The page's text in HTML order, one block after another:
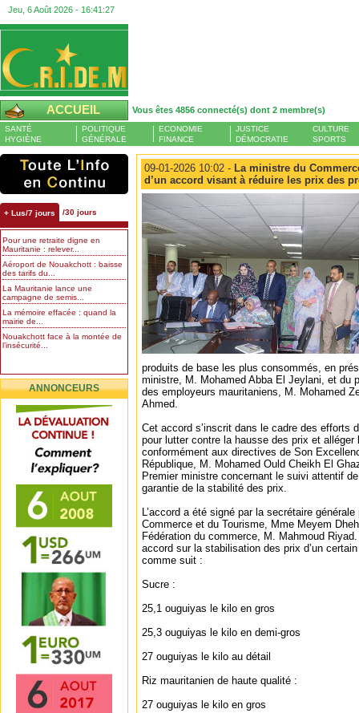
Jeu, 6 Août 2026 - 16:41:27
ACCUEIL Vous êtes 4856 connecté(s) dont 2 membre(s)
SANTÉ
HYGIÈNE
POLITIQUE
GÉNÉRALE
ECONOMIE
FINANCE
JUSTICE
DÉMOCRATIE
CULTURE
SPORTS
+ Lus/7 jours /30 jours
Pour une retraite digne en
Mauritanie : relever...
Aéroport de Nouakchott : baisse
des tarifs du...
La Mauritanie lance une
campagne de semis...
La mémoire effacée : quand la
mairie de...
Nouakchott face à la montée de
l’insécurité...
ANNONCEURS
09-01-2026 10:02 - La ministre du
d’un accord visant à réduire les prix des
produits de base les plus consommés, en
ministre, M. Mohamed Abba El Jeylani, et du
des employeurs mauritaniens, M. Mohamed
Ahmed.
Cet accord s’inscrit dans le cadre des efforts
pour lutter contre la hausse des prix et
conformément aux directives de Son
République, M. Mohamed Ould Cheikh El
Premier ministre concernant le suivi attentif
garantie de la stabilité des prix.
L’accord a été signé par la secrétaire
Commerce et du Tourisme, Mme Meyem
Fédération du commerce, M. Mahmoud
accord sur la stabilisation des prix d’un
comme suit :
Sucre :
25,1 ouguiyas le kilo en gros
25,3 ouguiyas le kilo en demi-gros
27 ouguiyas le kilo au détail
Riz mauritanien de haute qualité :
27 ouguiyas le kilo en gros